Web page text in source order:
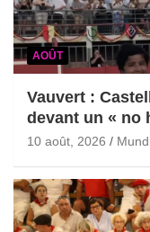
AOÛT
Vauvert :
devant un « no
10 août, 2026